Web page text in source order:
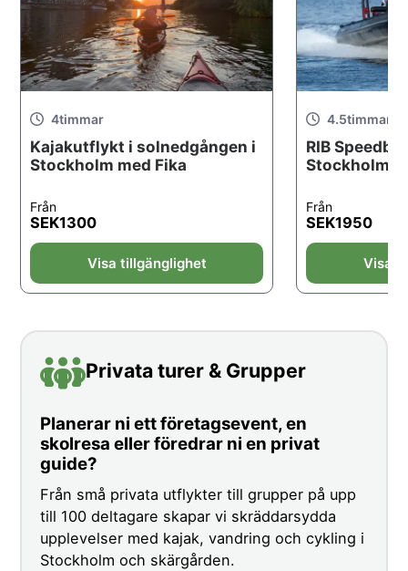
4timmar
Kajakutflykt i solnedgången i
Stockholm med Fika
Från
SEK1300
Visa tillgänglighet
4.5timmar
RIB
Stockholm,
Från
SEK1950
Visa
Privata turer & Grupper
Planerar ni ett företagsevent, en
skolresa eller föredrar ni en privat
guide?
Från små privata utflykter till grupper på upp
till 100 deltagare skapar vi skräddarsydda
upplevelser med kajak, vandring och cykling i
Stockholm och skärgården.